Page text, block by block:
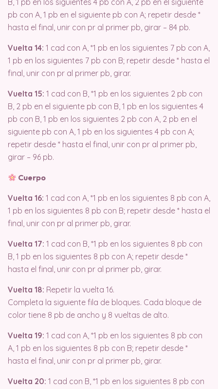
B, 1 pb en los siguientes 4 pb con A, 2 pb en el siguiente
pb con A, 1 pb en el siguiente pb con A; repetir desde *
hasta el final, unir con pr al primer pb, girar – 84 pb.
Vuelta 14: 1 cad con A, *1 pb en los siguientes 7 pb con A,
1 pb en los siguientes 7 pb con B; repetir desde * hasta el
final, unir con pr al primer pb, girar.
Vuelta 15: 1 cad con B, *1 pb en los siguientes 2 pb con
B, 2 pb en el siguiente pb con B, 1 pb en los siguientes 4
pb con B, 1 pb en los siguientes 2 pb con A, 2 pb en el
siguiente pb con A, 1 pb en los siguientes 4 pb con A;
repetir desde * hasta el final, unir con pr al primer pb,
girar – 96 pb.
Cuerpo
Vuelta 16: 1 cad con A, *1 pb en los siguientes 8 pb con A,
1 pb en los siguientes 8 pb con B; repetir desde * hasta el
final, unir con pr al primer pb, girar.
Vuelta 17: 1 cad con B, *1 pb en los siguientes 8 pb con
B, 1 pb en los siguientes 8 pb con A; repetir desde *
hasta el final, unir con pr al primer pb, girar.
Vuelta 18: Repetir la vuelta 16.
Completa la siguiente fila de bloques. Cada bloque de
color tiene 8 pb de ancho y 8 vueltas de alto.
Vuelta 19: 1 cad con A, *1 pb en los siguientes 8 pb con
A, 1 pb en los siguientes 8 pb con B; repetir desde *
hasta el final, unir con pr al primer pb, girar.
Vuelta 20: 1 cad con B, *1 pb en los siguientes 8 pb con